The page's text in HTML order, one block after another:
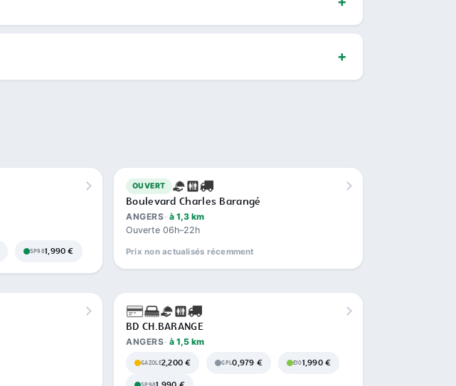
SP981,990 €
OUVERT
Boulevard Charles Barangé
ANGERS à 1,3 km
Ouverte 06h–22h
Prix non actualisés récemment
BD CH.BARANGE
ANGERS à 1,5 km
GAZOLE2,200 € GPL0,979 € E101,990 €